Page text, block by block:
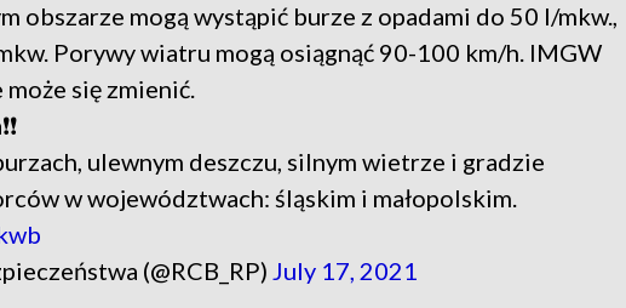
obszarze mogą wystąpić burze z opadami do 50 l/mkw.,
Porywy wiatru mogą osiągnąć 90-100 km/h. IMGW
się zmienić.
ulewnym deszczu, silnym wietrze i gradzie
w województwach: śląskim i małopolskim.
(@RCB_RP) July 17, 2021